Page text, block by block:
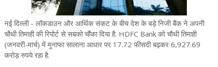
नई दिल्ली - लॉकडाउन और आर्थिक संकट के बीच देश के बड़े निजी बैंक ने अपनी
चौथी तिमाही की रिपोर्ट से सबको चौंका दिया है. HDFC Bank को चौथी तिमाही
(जनवरी-मार्च) में मुनाफा सालाना आधार पर 17.72 फीसदी बढ़कर 6,927.69
करोड़ रुपये रहा है.